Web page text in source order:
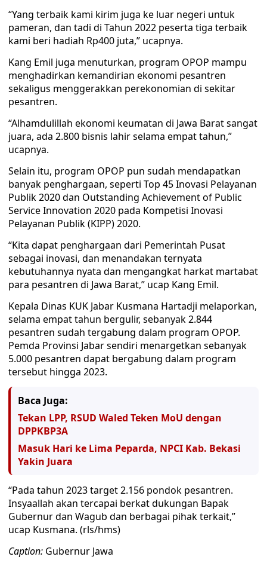
“Yang terbaik kami kirim juga ke luar negeri untuk
pameran, dan tadi di Tahun 2022 peserta tiga terbaik
kami beri hadiah Rp400 juta,” ucapnya.
Kang Emil juga menuturkan, program OPOP mampu
menghadirkan kemandirian ekonomi pesantren
sekaligus menggerakkan perekonomian di sekitar
pesantren.
“Alhamdulillah ekonomi keumatan di Jawa Barat sangat
juara, ada 2.800 bisnis lahir selama empat tahun,”
ucapnya.
Selain itu, program OPOP pun sudah mendapatkan
banyak penghargaan, seperti Top 45 Inovasi Pelayanan
Publik 2020 dan Outstanding Achievement of Public
Service Innovation 2020 pada Kompetisi Inovasi
Pelayanan Publik (KIPP) 2020.
“Kita dapat penghargaan dari Pemerintah Pusat
sebagai inovasi, dan menandakan ternyata
kebutuhannya nyata dan mengangkat harkat martabat
para pesantren di Jawa Barat,” ucap Kang Emil.
Kepala Dinas KUK Jabar Kusmana Hartadji melaporkan,
selama empat tahun bergulir, sebanyak 2.844
pesantren sudah tergabung dalam program OPOP.
Pemda Provinsi Jabar sendiri menargetkan sebanyak
5.000 pesantren dapat bergabung dalam program
tersebut hingga 2023.
Baca Juga:
Tekan LPP, RSUD Waled Teken MoU dengan
DPPKBP3A
Masuk Hari ke Lima Peparda, NPCI Kab. Bekasi
Yakin Juara
“Pada tahun 2023 target 2.156 pondok pesantren.
Insyaallah akan tercapai berkat dukungan Bapak
Gubernur dan Wagub dan berbagai pihak terkait,”
ucap Kusmana. (rls/hms)
Caption: Gubernur Jawa